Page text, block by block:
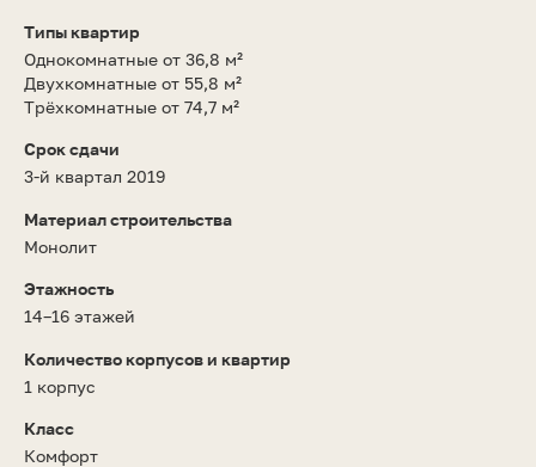
Типы квартир
Однокомнатные от 36,8 м²
Двухкомнатные от 55,8 м²
Трёхкомнатные от 74,7 м²
Срок сдачи
3-й квартал 2019
Материал строительства
Монолит
Этажность
14–16 этажей
Количество корпусов и квартир
1 корпус
Класс
Комфорт